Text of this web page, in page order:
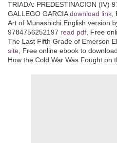
TRIADA: PREDESTINACION (IV)
GALLEGO GARCIAdownload link,
Art of Munashichi English version
9784756252197 read pdf, Free
The Last Fifth Grade of Emerson
site, Free online ebook to
How the Cold War Was Fought on